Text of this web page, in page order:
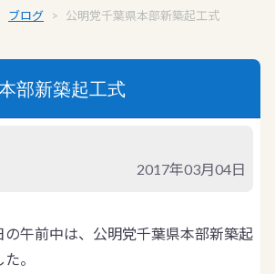
ブログ > 公明党千葉県本部新築起工式
部新築起工式
2017年03月04日
の午前中は、公明党千葉県本部新築起
。